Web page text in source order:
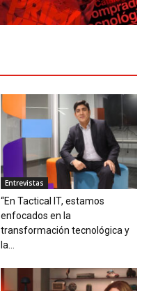
Entrevistas
“En Tactical IT, estamos
enfocados en la
transformación tecnológica y
la...